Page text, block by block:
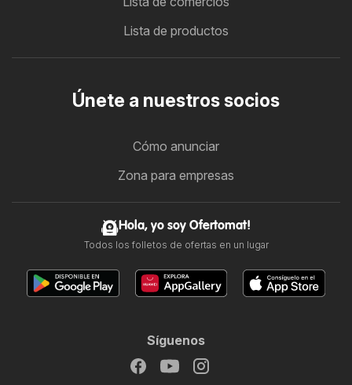
Lista de productos
Únete a nuestros socios
Cómo anunciar
Zona para empresas
Hola, yo soy Ofertomat!
Todos los folletos de ofertas en un lugar
Síguenos